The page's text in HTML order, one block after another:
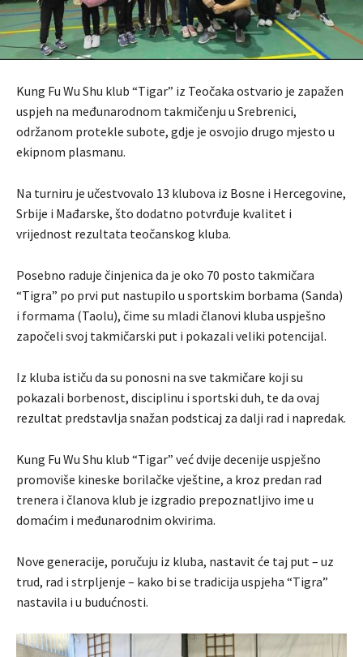
Kung Fu Wu Shu klub “Tigar” iz Teočaka ostvario je zapažen
uspjeh na međunarodnom takmičenju u Srebrenici,
održanom protekle subote, gdje je osvojio drugo mjesto u
ekipnom plasmanu.
Na turniru je učestvovalo 13 klubova iz Bosne i Hercegovine,
Srbije i Mađarske, što dodatno potvrđuje kvalitet i
vrijednost rezultata teočanskog kluba.
Posebno raduje činjenica da je oko 70 posto takmičara
“Tigra” po prvi put nastupilo u sportskim borbama (Sanda)
i formama (Taolu), čime su mladi članovi kluba uspješno
započeli svoj takmičarski put i pokazali veliki potencijal.
Iz kluba ističu da su ponosni na sve takmičare koji su
pokazali borbenost, disciplinu i sportski duh, te da ovaj
rezultat predstavlja snažan podsticaj za dalji rad i napredak.
Kung Fu Wu Shu klub “Tigar” već dvije decenije uspješno
promoviše kineske borilačke vještine, a kroz predan rad
trenera i članova klub je izgradio prepoznatljivo ime u
domaćim i međunarodnim okvirima.
Nove generacije, poručuju iz kluba, nastavit će taj put – uz
trud, rad i strpljenje – kako bi se tradicija uspjeha “Tigra”
nastavila i u budućnosti.